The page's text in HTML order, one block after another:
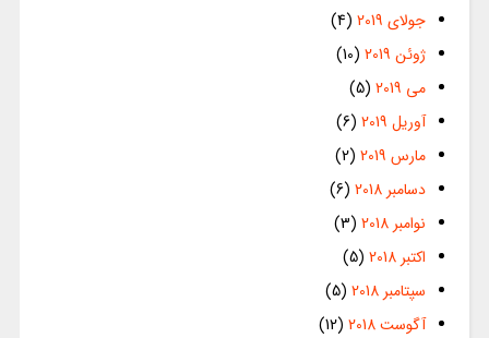
جولای 2019
(4)
ژوئن 2019
(10)
می 2019
(5)
آوریل 2019
(6)
مارس 2019
(2)
دسامبر 2018
(6)
نوامبر 2018
(3)
اکتبر 2018
(5)
سپتامبر 2018
(5)
آگوست 2018
(12)